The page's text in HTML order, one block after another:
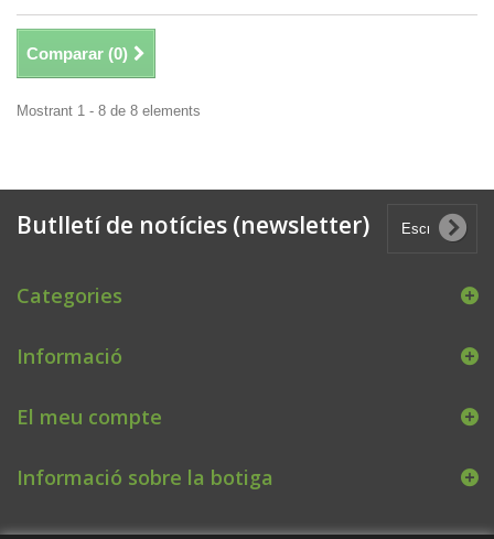
Comparar (0)
Mostrant 1 - 8 de 8 elements
Butlletí de notícies (newsletter)
Categories
Informació
El meu compte
Informació sobre la botiga